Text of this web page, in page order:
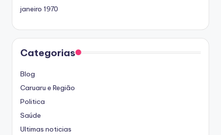
janeiro 1970
Categorias
Blog
Caruaru e Região
Politica
Saúde
Ultimas noticias